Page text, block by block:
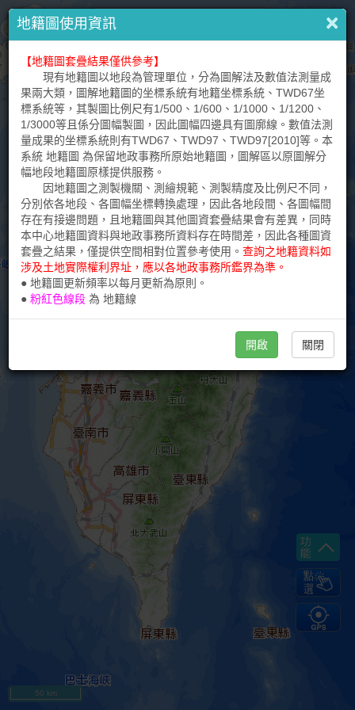
–
50 km
標
或
地
址
↶
× ×
提醒您
本網站內容僅供參考，不能作為法律證明文件。
本網站提供之各種圖資倘有疑義，請逕洽各該圖資產製單
位，詳見各圖資說明。各種圖資套疊結果僅供參考，實際位置應
以實地測量成果為準。
本網站提供瀏覽查詢之臺灣通用電子地圖、國土利用現況調
查成果及各比例尺地形圖，為地貌現況的表達，不具法律效力，
不涉及既成道路、現有巷道或土地權利實際界址認定。
本網站查詢之地籍圖，僅可作為土地位置之示意，實際圖形
應以地政事務所核發之謄本為準，土地界址應以各地政事務所鑑
界為準。
本網站查詢之門牌係取自戶政門牌，因原始坐標誤差及坐標
轉換誤差，僅供套疊參考。
關閉
×
地籍圖使用資訊
【地籍圖套疊結果僅供參考】
現有地籍圖以地段為管理單位，分為圖解法及數值法測量成
果兩大類，圖解地籍圖的坐標系統有地籍坐標系統、TWD67坐
標系統等，其製圖比例尺有1/500、1/600、1/1000、1/1200、
1/3000等且係分圖幅製圖，因此圖幅四邊具有圖廓線。數值法測
量成果的坐標系統則有TWD67、TWD97、TWD97[2010]等。本
系統 地籍圖 為保留地政事務所原始地籍圖，圖解區以原圖解分
幅地段地籍圖原樣提供服務。
因地籍圖之測製機關、測繪規範、測製精度及比例尺不同，
分別依各地段、各圖幅坐標轉換處理，因此各地段間、各圖幅間
存在有接邊問題，且地籍圖與其他圖資套疊結果會有差異，同時
本中心地籍圖資料與地政事務所資料存在時間差，因此各種圖資
套疊之結果，僅提供空間相對位置參考使用。 查詢之地籍資料如
涉及土地實際權利界址，應以各地政事務所鑑界為準。
● 地籍圖更新頻率以每月更新為原則。
● 粉紅色線段 為 地籍線
開啟 關閉